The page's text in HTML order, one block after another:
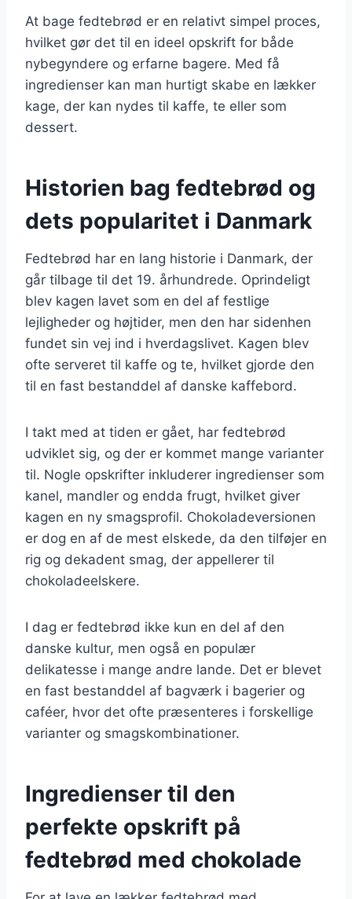
At bage fedtebrød er en relativt simpel proces,
hvilket gør det til en ideel opskrift for både
nybegyndere og erfarne bagere. Med få
ingredienser kan man hurtigt skabe en lækker
kage, der kan nydes til kaffe, te eller som
dessert.
Historien bag fedtebrød og
dets popularitet i Danmark
Fedtebrød har en lang historie i Danmark, der
går tilbage til det 19. århundrede. Oprindeligt
blev kagen lavet som en del af festlige
lejligheder og højtider, men den har sidenhen
fundet sin vej ind i hverdagslivet. Kagen blev
ofte serveret til kaffe og te, hvilket gjorde den
til en fast bestanddel af danske kaffebord.
I takt med at tiden er gået, har fedtebrød
udviklet sig, og der er kommet mange varianter
til. Nogle opskrifter inkluderer ingredienser som
kanel, mandler og endda frugt, hvilket giver
kagen en ny smagsprofil. Chokoladeversionen
er dog en af de mest elskede, da den tilføjer en
rig og dekadent smag, der appellerer til
chokoladeelskere.
I dag er fedtebrød ikke kun en del af den
danske kultur, men også en populær
delikatesse i mange andre lande. Det er blevet
en fast bestanddel af bagværk i bagerier og
caféer, hvor det ofte præsenteres i forskellige
varianter og smagskombinationer.
Ingredienser til den
perfekte opskrift på
fedtebrød med chokolade